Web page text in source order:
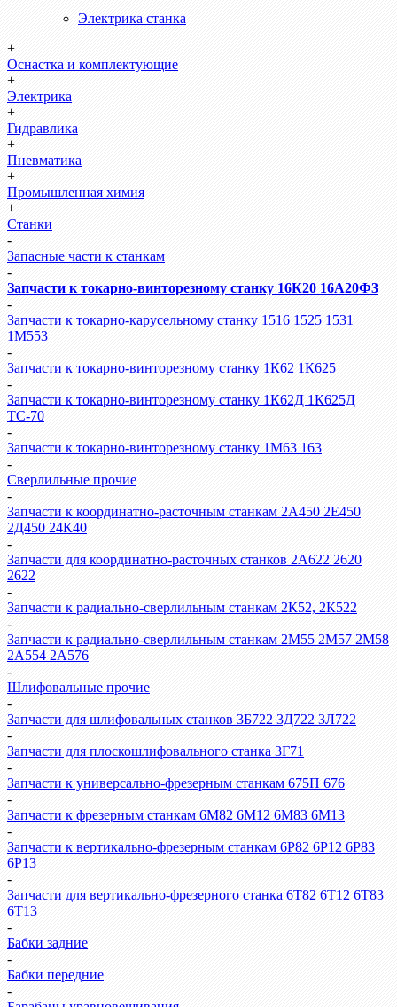
Электрика станка
+
Оснастка и комплектующие
+
Электрика
+
Гидравлика
+
Пневматика
+
Промышленная химия
+
Станки
-
Запасные части к станкам
-
Запчасти к токарно-винторезному станку 16К20 16А20Ф3
-
Запчасти к токарно-карусельному станку 1516 1525 1531
1М553
-
Запчасти к токарно-винторезному станку 1К62 1К625
-
Запчасти к токарно-винторезному станку 1К62Д 1К625Д
ТС-70
-
Запчасти к токарно-винторезному станку 1М63 163
-
Сверлильные прочие
-
Запчасти к координатно-расточным станкам 2А450 2Е450
2Д450 24К40
-
Запчасти для координатно-расточных станков 2А622 2620
2622
-
Запчасти к радиально-сверлильным станкам 2К52, 2К522
-
Запчасти к радиально-сверлильным станкам 2М55 2М57 2М58
2А554 2А576
-
Шлифовальные прочие
-
Запчасти для шлифовальных станков 3Б722 3Д722 3Л722
-
Запчасти для плоскошлифовального станка 3Г71
-
Запчасти к универсально-фрезерным станкам 675П 676
-
Запчасти к фрезерным станкам 6М82 6М12 6М83 6М13
-
Запчасти к вертикально-фрезерным станкам 6Р82 6Р12 6Р83
6Р13
-
Запчасти для вертикально-фрезерного станка 6Т82 6Т12 6Т83
6Т13
-
Бабки задние
-
Бабки передние
-